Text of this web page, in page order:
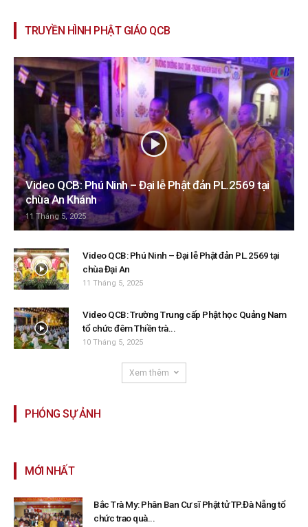
TRUYỀN HÌNH PHẬT GIÁO QCB
Video QCB: Phú Ninh – Đại lễ Phật đản PL.2569 tại
chùa An Khánh
11 Tháng 5, 2025
Video QCB: Phú Ninh – Đại lễ Phật đản PL.2569 tại
chùa Đại An
11 Tháng 5, 2025
Video QCB: Trường Trung cấp Phật học Quảng Nam
tổ chức đêm Thiền trà...
10 Tháng 5, 2025
Xem thêm
PHÓNG SỰ ẢNH
MỚI NHẤT
Bắc Trà My: Phân Ban Cư sĩ Phật tử TP.Đà Nẵng tổ
chức trao quà...